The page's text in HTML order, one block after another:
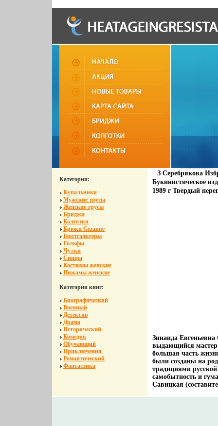
Категории:
Купальники
Мужские трусы
Женские трусы
Бриджи
Колготки
Брюки Gezanne
Бюстгальтеры
Гольфы
Чулки
Спицы
Костюмы женские
Пижамы женские
Категории книг:
Биографический
Военный
Детектив
Драма
Исторический
Комедия
Обучающий
Приключения
Романтический
Фантастика
З Серебрякова
Букинистическое
1989 г Твердый
Зинаида
выдающийся мастер
большая часть
были созданы на
традициями
самобытность и
Савицкая